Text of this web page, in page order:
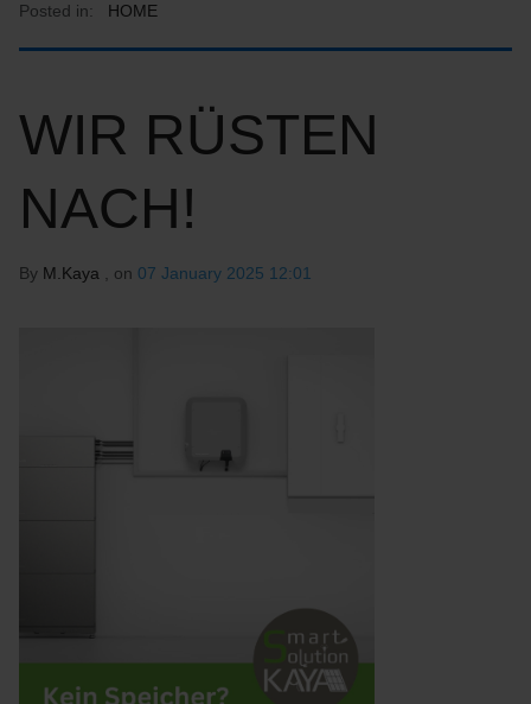
Posted in: HOME
WIR RÜSTEN
NACH!
By M.Kaya , on 07 January 2025 12:01